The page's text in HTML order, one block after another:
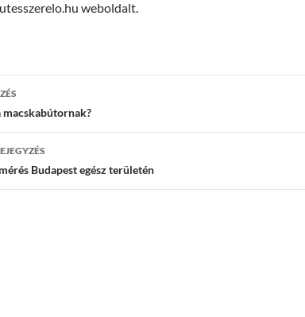
weboldalt.
macskabútornak?
Budapest egész területén